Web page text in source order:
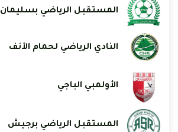
المستقبل الرياضي بسليمان
النادي الرياضي لحمام الأنف
الأولمبي الباجي
المستقبل الرياضي برجيش